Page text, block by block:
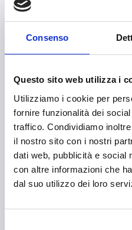
Consenso
Questo sito web utilizza i
Utilizziamo i cookie per
fornire funzionalità dei
traffico. Condividiamo
il nostro sito con i nostri
dati web, pubblicità e social
con altre informazioni che
dal suo utilizzo dei loro
Commercio
Competitività imprese
Consulenza specializzata
Cooperazione
Cybersecurity
Danza
Diritti e Cittadinanza
Distretti del Commercio